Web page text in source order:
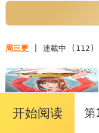
花容湿色取花点
下次考试目标及改
女人喝西红花有什
周三更| 連載中 (112)
开始阅读 第